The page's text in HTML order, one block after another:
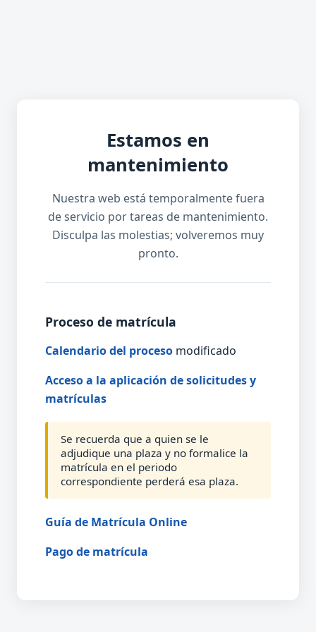
Estamos en
mantenimiento
Nuestra web está temporalmente fuera
de servicio por tareas de mantenimiento.
Disculpa las molestias; volveremos muy
pronto.
Proceso de matrícula
Calendario del proceso modificado
Acceso a la aplicación de solicitudes y
matrículas
Se recuerda que a quien se le
adjudique una plaza y no formalice la
matrícula en el periodo
correspondiente perderá esa plaza.
Guía de Matrícula Online
Pago de matrícula